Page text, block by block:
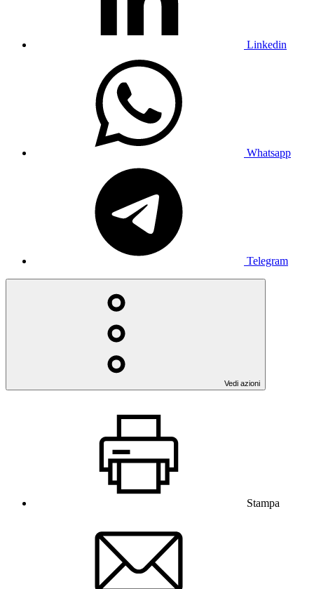
Linkedin
Whatsapp
Telegram
Vedi azioni
Stampa